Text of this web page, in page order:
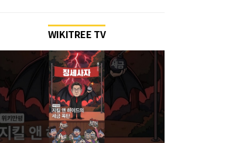
WIKITREE TV